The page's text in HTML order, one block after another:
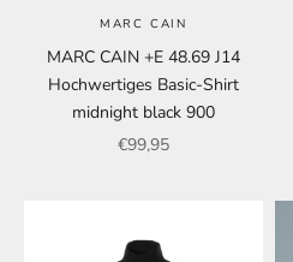
MARC CAIN
MARC CAIN +E 48.69 J14
Hochwertiges Basic-Shirt
midnight black 900
Angebot
€99,95